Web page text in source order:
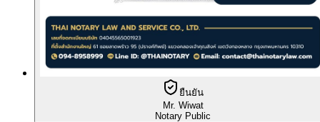
ยืนยัน
Mr. Wiwat
Notary Public